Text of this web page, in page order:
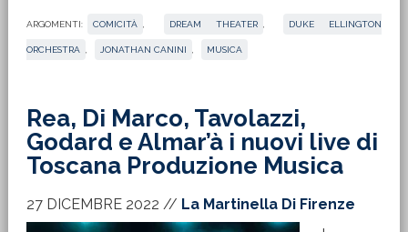
ARGOMENTI: COMICITÀ DREAM THEATER DUKE ELLINGTON
ORCHESTRA JONATHAN CANINI MUSICA
Rea, Di Marco, Tavolazzi,
Godard e Almar’à i nuovi live di
Toscana Produzione Musica
27 DICEMBRE 2022 // La Martinella Di Firenze